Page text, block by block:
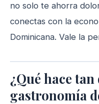
no solo te ahorra
conectas con la
Dominicana. Vale la
¿Qué hace
gastronomía